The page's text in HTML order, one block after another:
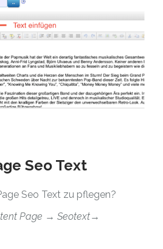
Seo Text
Seo Text zu pflegen?
Page → Seotext→